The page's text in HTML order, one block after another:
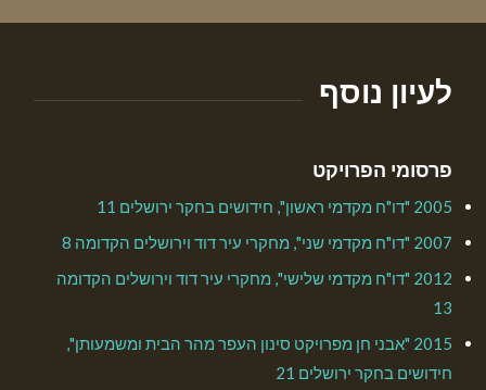
לעיון נוסף
פרסומי הפרויקט
2005 "דו"ח מקדמי ראשון", חידושים בחקר ירושלים 11
2007 "דו"ח מקדמי שני", מחקרי עיר דוד וירושלים הקדומה 8
2012 "דו"ח מקדמי שלישי", מחקרי עיר דוד וירושלים הקדומה
13
2015 "אבני חן מפרויקט סינון העפר מהר הבית ומשמעותן",
חידושים בחקר ירושלים 21